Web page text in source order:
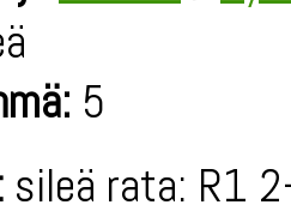
5
sileä rata: R1